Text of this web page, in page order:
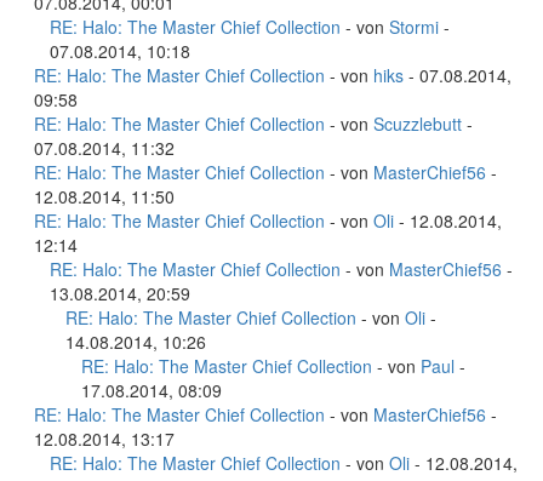
RE: Halo: The Master Chief Collection - von Stormi -
07.08.2014, 10:18
RE: Halo: The Master Chief Collection - von hiks - 07.08.2014,
09:58
RE: Halo: The Master Chief Collection - von Scuzzlebutt -
07.08.2014, 11:32
RE: Halo: The Master Chief Collection - von MasterChief56 -
12.08.2014, 11:50
RE: Halo: The Master Chief Collection - von Oli - 12.08.2014,
12:14
RE: Halo: The Master Chief Collection - von MasterChief56 -
13.08.2014, 20:59
RE: Halo: The Master Chief Collection - von Oli -
14.08.2014, 10:26
RE: Halo: The Master Chief Collection - von Paul -
17.08.2014, 08:09
RE: Halo: The Master Chief Collection - von MasterChief56 -
12.08.2014, 13:17
RE: Halo: The Master Chief Collection - von Oli - 12.08.2014,